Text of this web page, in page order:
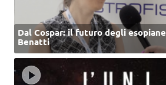
Dal Cospar: il futuro degli
Benatti